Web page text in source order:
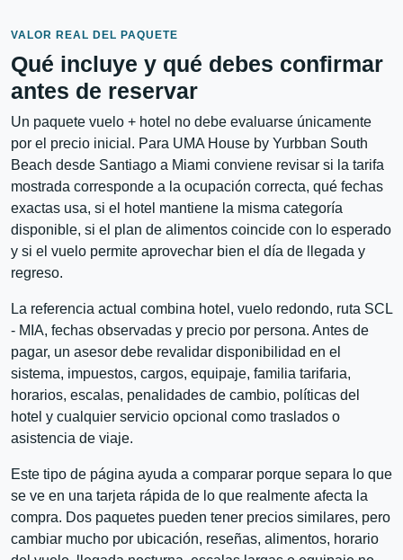
VALOR REAL DEL PAQUETE
Qué incluye y qué debes confirmar
antes de reservar
Un paquete vuelo + hotel no debe evaluarse únicamente
por el precio inicial. Para UMA House by Yurbban South
Beach desde Santiago a Miami conviene revisar si la tarifa
mostrada corresponde a la ocupación correcta, qué fechas
exactas usa, si el hotel mantiene la misma categoría
disponible, si el plan de alimentos coincide con lo esperado
y si el vuelo permite aprovechar bien el día de llegada y
regreso.
La referencia actual combina hotel, vuelo redondo, ruta SCL
- MIA, fechas observadas y precio por persona. Antes de
pagar, un asesor debe revalidar disponibilidad en el
sistema, impuestos, cargos, equipaje, familia tarifaria,
horarios, escalas, penalidades de cambio, políticas del
hotel y cualquier servicio opcional como traslados o
asistencia de viaje.
Este tipo de página ayuda a comparar porque separa lo que
se ve en una tarjeta rápida de lo que realmente afecta la
compra. Dos paquetes pueden tener precios similares, pero
cambiar mucho por ubicación, reseñas, alimentos, horario